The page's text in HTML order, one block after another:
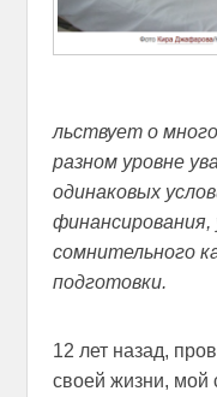
льствует о
разном уровне
одинаковых
сомнительного
подготовки.
12 лет назад,
своей жизни, мой